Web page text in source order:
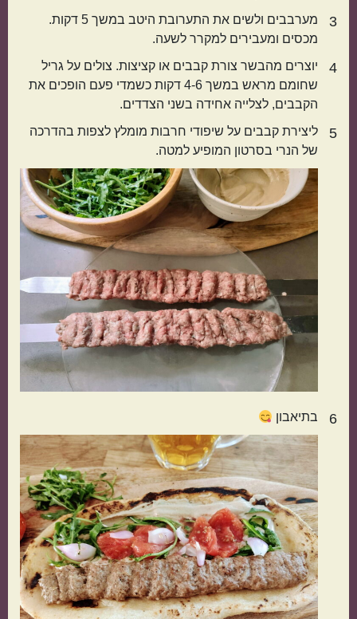
3
מערבבים ולשים את התערובת היטב במשך 5 דקות.
מכסים ומעבירים למקרר לשעה.
4
יוצרים מהבשר צורת קבבים או קציצות. צולים על גריל
שחומם מראש במשך 4-6 דקות כשמדי פעם הופכים את
הקבבים, לצלייה אחידה בשני הצדדים.
5
ליצירת קבבים על שיפודי חרבות מומלץ לצפות בהדרכה
של הנרי בסרטון המופיע למטה.
6 בתיאבון
טורקי
קטגוריות נוספות
מנות קלות להכנה בתקציב נמוך
מנות שמוכנות מהר
מתכונים שילדים
אוהבים